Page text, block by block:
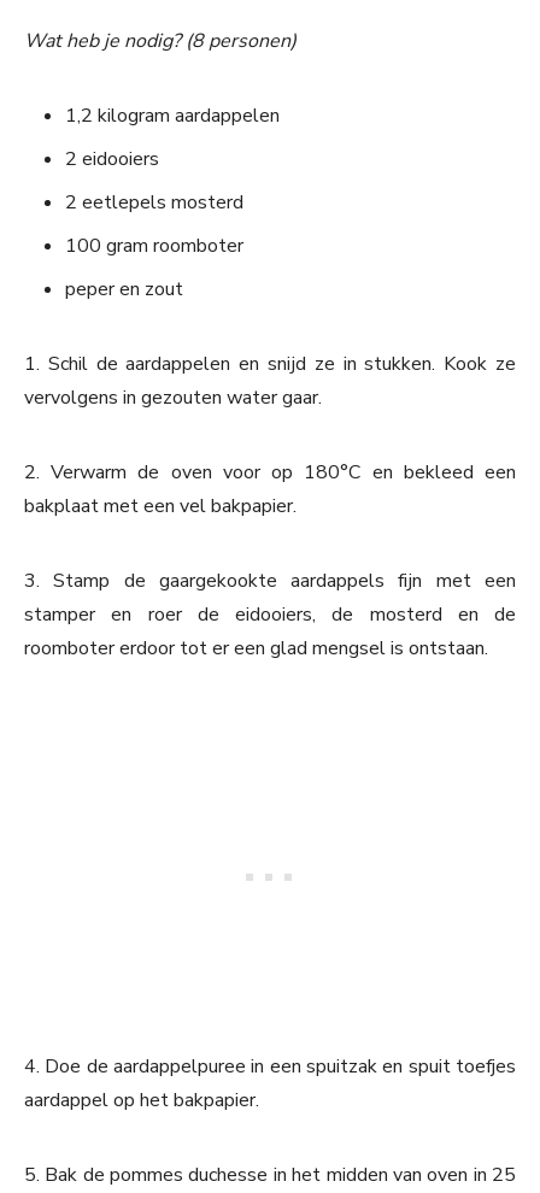
Wat heb je nodig? (8 personen)
1,2 kilogram aardappelen
2 eidooiers
2 eetlepels mosterd
100 gram roomboter
peper en zout
1. Schil de aardappelen en snijd ze in stukken. Kook ze
vervolgens in gezouten water gaar.
2. Verwarm de oven voor op 180°C en bekleed een
bakplaat met een vel bakpapier.
3. Stamp de gaargekookte aardappels fijn met een
stamper en roer de eidooiers, de mosterd en de
roomboter erdoor tot er een glad mengsel is ontstaan.
4. Doe de aardappelpuree in een spuitzak en spuit toefjes
aardappel op het bakpapier.
5. Bak de pommes duchesse in het midden van oven in 25